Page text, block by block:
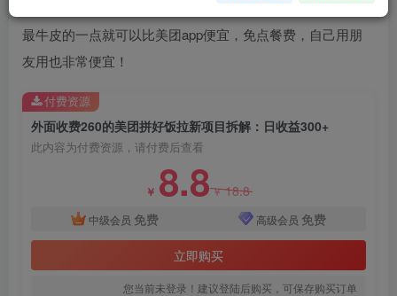
最牛皮的一点就可以比美团app便宜，免点餐费，自己用朋
友用也非常便宜！
外面收费260的美团拼好饭拉新项目拆解：日收益300+
此内容为付费资源，请付费后查看
￥ 8.8￥18.8
中级会员 免费 高级会员 免费
立即购买
您当前未登录！建议登陆后购买，可保存购买订单
付费资源